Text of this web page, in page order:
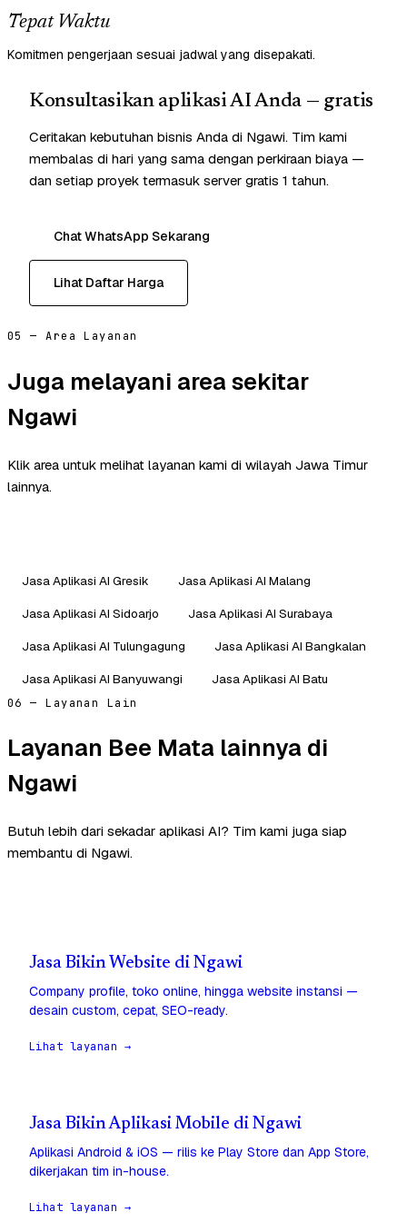
Tepat Waktu
Komitmen pengerjaan sesuai jadwal yang disepakati.
Konsultasikan aplikasi AI Anda — gratis
Ceritakan kebutuhan bisnis Anda di Ngawi. Tim kami
membalas di hari yang sama dengan perkiraan biaya —
dan setiap proyek termasuk server gratis 1 tahun.
Chat WhatsApp Sekarang
Lihat Daftar Harga
05 — Area Layanan
Juga melayani area sekitar
Ngawi
Klik area untuk melihat layanan kami di wilayah Jawa Timur
lainnya.
Jasa Aplikasi AI Gresik
Jasa Aplikasi AI Malang
Jasa Aplikasi AI Sidoarjo
Jasa Aplikasi AI Surabaya
Jasa Aplikasi AI Tulungagung
Jasa Aplikasi AI Bangkalan
Jasa Aplikasi AI Banyuwangi
Jasa Aplikasi AI Batu
06 — Layanan Lain
Layanan Bee Mata lainnya di
Ngawi
Butuh lebih dari sekadar aplikasi AI? Tim kami juga siap
membantu di Ngawi.
Jasa Bikin Website di Ngawi
Company profile, toko online, hingga website instansi —
desain custom, cepat, SEO-ready.
Lihat layanan →
Jasa Bikin Aplikasi Mobile di Ngawi
Aplikasi Android & iOS — rilis ke Play Store dan App Store,
dikerjakan tim in-house.
Lihat layanan →